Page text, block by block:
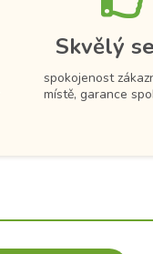
Skvělý
spokojenost
místě, garance